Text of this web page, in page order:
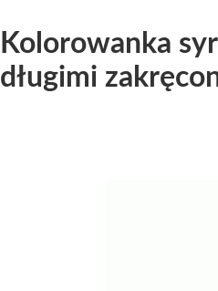
Kolorowanka
długimi